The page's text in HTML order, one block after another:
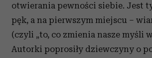
otwierania pewności siebie. Jest
pęk, a na pierwszym miejscu –
(czyli „to, co zmienia nasze myśli
Autorki poprosiły dziewczyny o